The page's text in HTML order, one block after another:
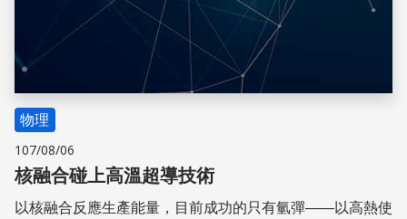
物理
107/08/06
核融合碰上高溫超導技術
以核融合反應生產能量，目前成功的只有氫彈——以高熱使